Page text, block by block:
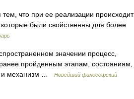
что при ее реализации происходит
были свойственны для более
значении процесс,
пройденным этапам, состояниям,
и механизм …
Новейший философский